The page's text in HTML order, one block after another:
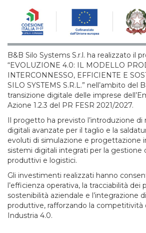
B&B Silo Systems S.r.l. ha realizzato il
“EVOLUZIONE 4.0: IL MODELLO
INTERCONNESSO, EFFICIENTE E
SILO SYSTEMS S.R.L.” nell’ambito del
transizione digitale delle imprese
Azione 1.2.3 del PR FESR 2021/2027.
Il progetto ha previsto l’introduzione
digitali avanzate per il taglio e la
evoluti di simulazione e progettazione
sistemi digitali integrati per la gestione
produttivi e logistici.
Gli investimenti realizzati hanno
l’efficienza operativa, la tracciabilità dei
sostenibilità aziendale e l’integrazione
produttive, rafforzando la competitività
Industria 4.0.